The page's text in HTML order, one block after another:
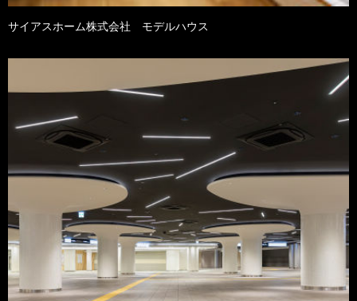
サイアスホーム株式会社 モデルハウス